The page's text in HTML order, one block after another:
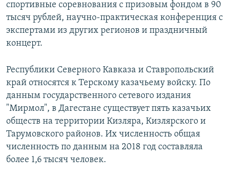
спортивные соревнования с призовым фондом в 90
тысяч рублей, научно-практическая конференция с
экспертами из других регионов и праздничный
концерт.
Республики Северного Кавказа и Ставропольский
край относятся к Терскому казачьему войску. По
данным государственного сетевого издания
"Мирмол", в Дагестане существует пять казачьих
обществ на территории Кизляра, Кизлярского и
Тарумовского районов. Их численность общая
численность по данным на 2018 год составляла
более 1,6 тысяч человек.